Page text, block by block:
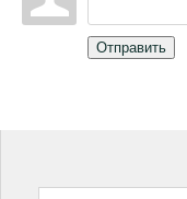
Отправить